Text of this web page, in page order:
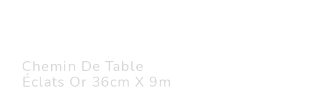
Chemin De Table
Éclats Or 36cm X 9m